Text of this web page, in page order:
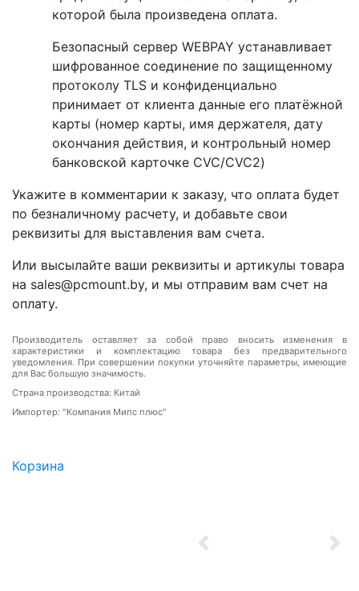
Корзина
Previous
которой была произведена оплата.
Безопасный сервер WEBPAY устанавливает
шифрованное соединение по защищенному
протоколу TLS и конфиденциально
принимает от клиента данные его платёжной
карты (номер карты, имя держателя, дату
окончания действия, и контрольный номер
банковской карточке CVC/CVC2)
Укажите в комментарии к заказу, что оплата будет
по безналичному расчету, и добавьте свои
реквизиты для выставления вам счета.
Или высылайте ваши реквизиты и артикулы товара
на sales@pcmount.by, и мы отправим вам счет на
оплату.
Производитель оставляет за собой право вносить изменения в
характеристики и комплектацию товара без предварительного
уведомления. При совершении покупки уточняйте параметры, имеющие
для Вас большую значимость.
Страна производства: Китай
Импортер: "Компания Мипс плюс"